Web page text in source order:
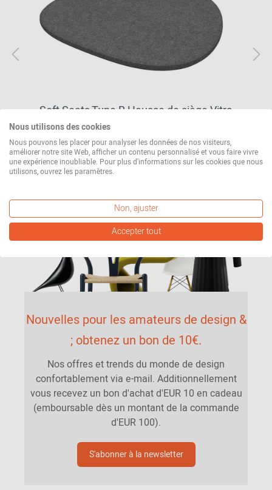
Soft Seats Type B Housse de siège Vitra
En stock
autres variantes disponibles
Nouvelles pour les amateurs de design &
; obtenez un bon de 10€.
Nos offres et trends du monde de design
confortablement via e-mail. Additionnellement
vous recevez un bon d'achat d'EUR 10 en cadeau
(emboursable dès un montant de la commande
d'EUR 100).
S'abonner à la newsletter
Nous utilisons des cookies
Nous pouvons les placer pour analyser les données de nos visiteurs,
améliorer notre site Web, afficher un contenu personnalisé et vous faire vivre
une expérience inoubliable. Pour plus d'informations sur les cookies que nous
utilisons, ouvrez les paramètres.
Non, ajuster
Accepter tout